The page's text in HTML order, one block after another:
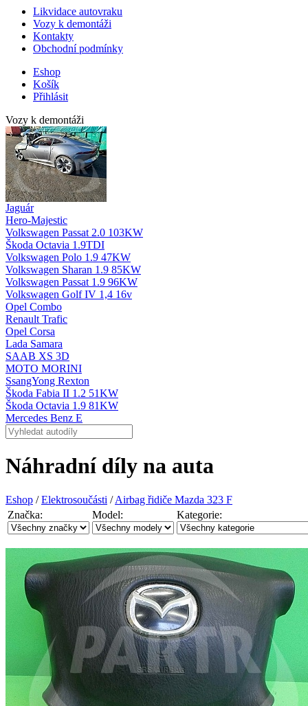
Likvidace autovraku
Vozy k demontáži
Kontakty
Obchodní podmínky
Eshop
Košík
Přihlásit
Vozy k demontáži
Jaguár
Hero-Majestic
Volkswagen Passat 2.0 103KW
Škoda Octavia 1.9TDI
Volkswagen Polo 1.9 47KW
Volkswagen Sharan 1.9 85KW
Volkswagen Passat 1.9 96KW
Volkswagen Golf IV 1,4 16v
Opel Combo
Renault Trafic
Opel Corsa
Lada Samara
SAAB XS 3D
MOTO MORINI
SsangYong Rexton
Škoda Fabia II 1.2 51KW
Škoda Octavia 1.9 81KW
Mercedes Benz E
Náhradní díly na auta
Eshop /Elektrosoučásti /Airbag řidiče Mazda 323 F
Značka:
Model: Kategorie: